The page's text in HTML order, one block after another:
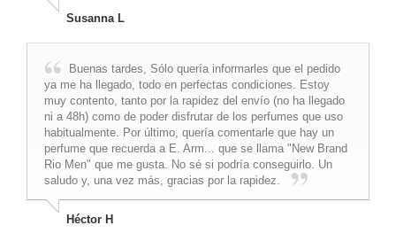
Susanna L
Buenas tardes, Sólo quería informarles que el pedido
ya me ha llegado, todo en perfectas condiciones. Estoy
muy contento, tanto por la rapidez del envío (no ha llegado
ni a 48h) como de poder disfrutar de los perfumes que uso
habitualmente. Por último, quería comentarle que hay un
perfume que recuerda a E. Arm... que se llama "New Brand
Rio Men" que me gusta. No sé si podría conseguirlo. Un
saludo y, una vez más, gracias por la rapidez.
Héctor H